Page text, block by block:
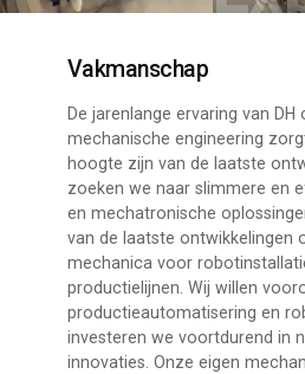
Vakmanschap
De jarenlange ervaring van DH
mechanische engineering
hoogte zijn van de laatste
zoeken we naar slimmere en
en mechatronische
van de laatste ontwikkelingen
mechanica voor
productielijnen. Wij willen
productieautomatisering en
investeren we voortdurend in
innovaties. Onze eigen